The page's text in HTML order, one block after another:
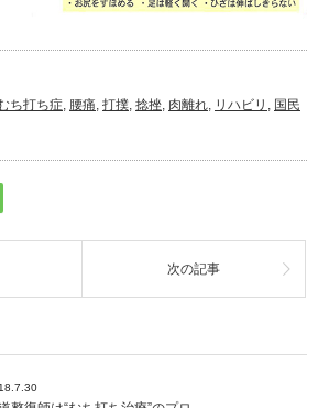
ち打ち症, 腰痛, 打撲, 捻挫, 肉離れ, リハビリ , 国民
次の記事